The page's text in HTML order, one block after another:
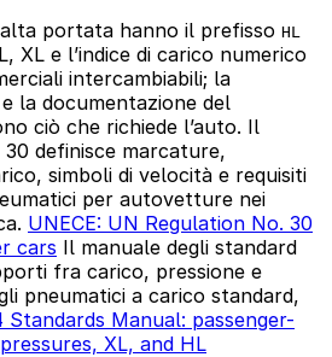
portata hanno il prefisso HL
XL e l’indice di carico numerico
intercambiabili; la
la documentazione del
ciò che richiede l’auto. Il
definisce marcature,
simboli di velocità e requisiti
per autovetture nei
UNECE: UN Regulation No. 30
cars Il manuale degli standard
fra carico, pressione e
pneumatici a carico standard,
Standards Manual: passenger-
XL, and HL